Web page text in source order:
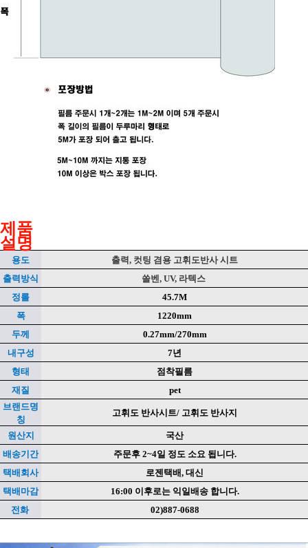
제품
설명
용도
출력, 컷팅 겸용 고휘도반사 시트
출력방식
쏠벤, UV, 라텍스
정롤
45.7M
폭
1220mm
두께
0.27mm/270mm
내구성
7년
형태
점착필름
재질
pet
브랜드명
칭
고휘도 반사시트/ 고휘도 반사지
원산지
국산
배송기간
주문후 2~4일 정도 소요 됩니다.
택배회사
로젠택배, 대신
택배마감
16:00 이후로는 익일배송 합니다.
전화
02)887-0688